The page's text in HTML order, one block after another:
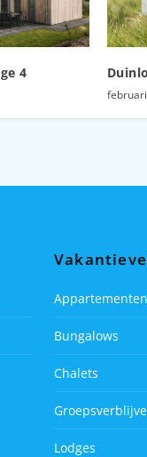
4
Appartementen
Bungalows
Chalets
Lodges